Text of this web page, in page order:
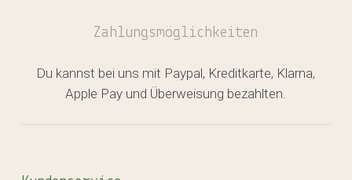
Zahlungsmöglichkeiten
Du kannst bei uns mit Paypal, Kreditkarte, Klarna,
Apple Pay und Überweisung bezahlten.